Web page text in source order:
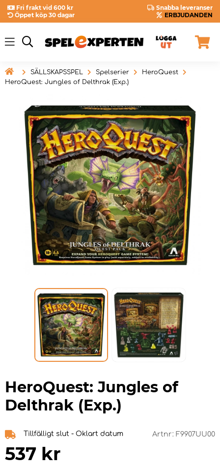
Fri frakt vid 600 kr
Snabba leveranser
Öppet köp 30 dagar
ERBJUDANDEN
 SÄLLSKAPSSPEL Spelserier
HeroQuest
HeroQuest: Jungles of Delthrak (Exp.)
HeroQuest: Jungles of
Delthrak (Exp.)
Tillfälligt slut - Oklart datum Artnr: F9907UU00
537 kr